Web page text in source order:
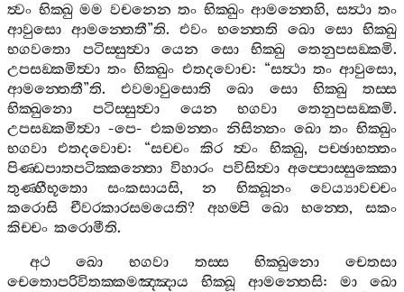
ත්‍වං භික‍්ඛු මම වචනෙන තං භික‍්ඛුං ආමන‍්තෙහි, සත්‍ථා තං
ආවුසො ආමන‍්තෙතී”ති. එවං භන‍්තෙති ඛො සො භික‍්ඛු
භගවතො
පටිස‍්සුත්‍වා යෙන සො භික‍්ඛු තෙනුපසඞ‍්කමි.
උපසඞ‍්කමිත්‍වා තං භික‍්ඛුං එතදවොච: “සත්‍ථා තං ආවුසො,
ආමන‍්තෙතී”ති.එවමාවුසොති ඛො සො භික‍්ඛු
තස‍්ස
භික‍්ඛුනො
පටිස‍්සුත්‍වා යෙන භගවා තෙනුපසඞ‍්කමි.
උපසඞ‍්කමිත්‍වා -පෙ- එකමන‍්තං නිසින‍්නං ඛො තං භික‍්ඛුං
භගවා
එතදවොච: “සච‍්චං කිර ත්‍වං භික‍්ඛු,පච‍්ඡාභත‍්තං
පිණ‍්ඩපාතපටික‍්කන‍්තො විහාරං පවිසිත්‍වා අප‍්පොස‍්සුක‍්කො
තුණ‍්හීභූතො
සංකසායසි, න භික‍්ඛූනං
වෙය්‍යාවච‍්චං
කරොසි
චීවරකාරසමයෙති? අහම‍්පි ඛො භන‍්තෙ,සකං
කිච‍්චං කරොමීති.
අථ
ඛො භගවා තස‍්ස භික‍්ඛුනො
චෙතසා
චෙතොපරිවිතක‍්කමඤ‍්ඤාය
භික‍්ඛූ ආමන‍්තෙසි:මා
ඛො